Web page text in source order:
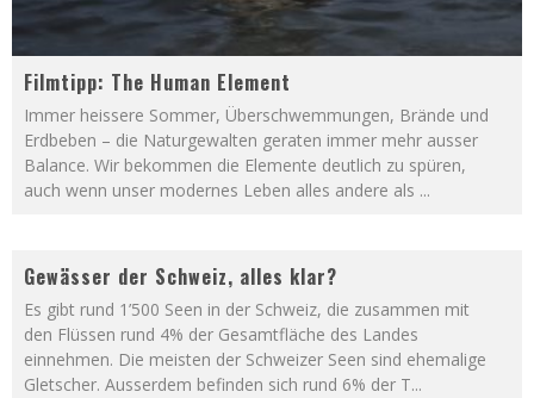
Filmtipp: The Human Element
Immer heissere Sommer, Überschwemmungen, Brände und
Erdbeben – die Naturgewalten geraten immer mehr ausser
Balance. Wir bekommen die Elemente deutlich zu spüren,
auch wenn unser modernes Leben alles andere als ...
Gewässer der Schweiz, alles klar?
Es gibt rund 1’500 Seen in der Schweiz, die zusammen mit
den Flüssen rund 4% der Gesamtfläche des Landes
einnehmen. Die meisten der Schweizer Seen sind ehemalige
Gletscher. Ausserdem befinden sich rund 6% der T...